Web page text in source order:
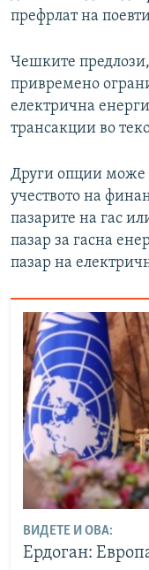
префрлат на
Чешките предлози,
привремено
електрична
трансакции во
Други опции може
учеството на
пазарите на гас
пазар за гасна
пазар на
ВИДЕТЕ И ОВА:
Ердоган: